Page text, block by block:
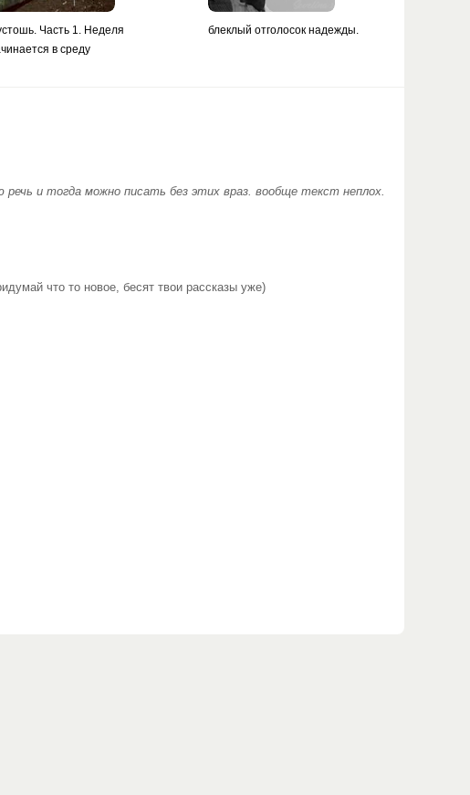
Часть 1. Неделя
в среду
блеклый отголосок надежды.
и тогда можно писать без этих враз. вообще текст неплох.
что то новое, бесят твои рассказы уже)